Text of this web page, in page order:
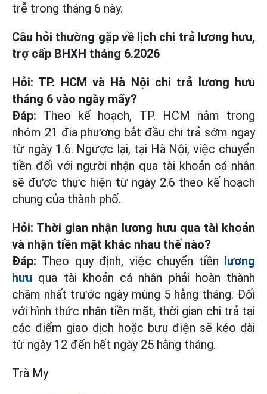
trễ trong tháng 6 này.
Câu hỏi thường gặp về lịch chi trả lương hưu,
trợ cấp BHXH tháng 6.2026
Hỏi: TP. HCM và Hà Nội chi trả lương hưu
tháng 6 vào ngày mấy?
Đáp: Theo kế hoạch, TP. HCM nằm trong
nhóm 21 địa phương bắt đầu chi trả sớm ngay
từ ngày 1.6. Ngược lại, tại Hà Nội, việc chuyển
tiền đối với người nhận qua tài khoản cá nhân
sẽ được thực hiện từ ngày 2.6 theo kế hoạch
chung của thành phố.
Hỏi: Thời gian nhận lương hưu qua tài khoản
và nhận tiền mặt khác nhau thế nào?
Đáp: Theo quy định, việc chuyển tiền lương
hưu qua tài khoản cá nhân phải hoàn thành
chậm nhất trước ngày mùng 5 hằng tháng. Đối
với hình thức nhận tiền mặt, thời gian chi trả tại
các điểm giao dịch hoặc bưu điện sẽ kéo dài
từ ngày 12 đến hết ngày 25 hằng tháng.
Trà My